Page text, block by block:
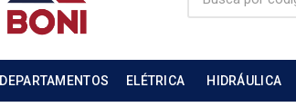
DEPARTAMENTOS ELÉTRICA HIDRÁULICA